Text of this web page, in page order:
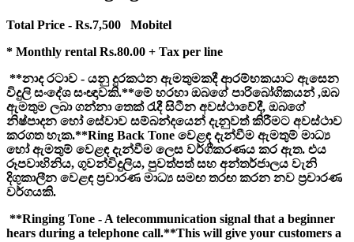
Total Price - Rs.7,500 Mobitel
* Monthly rental Rs.80.00 + Tax per line
**නාද රටාව - යනු දුරකථන ඇමතුමකදී ආරම්භකයාට ඇසෙන
විදුලි සංදේශ සංඥාවකි.**මේ හරහා ඔබගේ පාරිබෝගිකයන් ,ඔබ
ඇමතුම ලබා ගන්නා තෙක් රැදී සිටීන අවස්ථාවේදී, ඔබගේ
නිෂ්පාදන හෝ සේවාව සම්බන්දයෙන් දැනුවත් කිරීමට අවස්ථාව
කරගත හැක.**Ring Back Tone වෙළඳ දැන්වීම ඇමතුම් මාධ්‍ය
හෝ ඇමතුම් වෙළඳ දැන්වීම ලෙස වර්ගීකරණය කර ඇත. එය
රූපවාහිනිය, ගුවන්විදුලිය, පුවත්පත් සහ අන්තර්ජාලය වැනි
දිගුකාලීන වෙළඳ ප්‍රචාරණ මාධ්‍ය සමඟ තරඟ කරන නව ප්‍රචාරණ
වර්ගයකි.
**Ringing Tone - A telecommunication signal that a beginner
hears during a telephone call.**This will give your customers a